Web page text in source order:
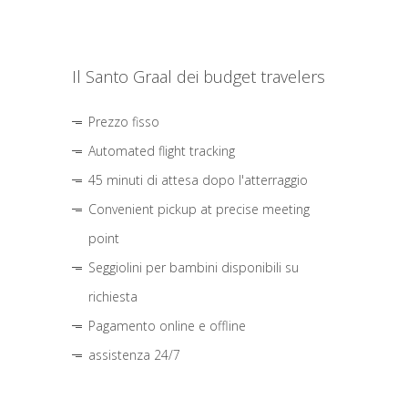
Il Santo Graal dei budget travelers
Prezzo fisso
Automated flight tracking
45 minuti di attesa dopo l'atterraggio
Convenient pickup at precise meeting
point
Seggiolini per bambini disponibili su
richiesta
Pagamento online e offline
assistenza 24/7